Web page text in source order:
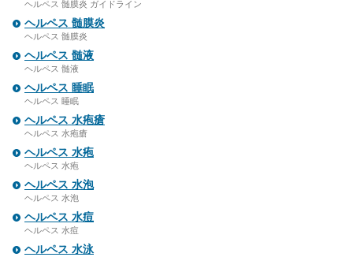
ヘルペス 髄膜炎 ガイドライン
ヘルペス 髄膜炎
ヘルペス 髄膜炎
ヘルペス 髄液
ヘルペス 髄液
ヘルペス 睡眠
ヘルペス 睡眠
ヘルペス 水疱瘡
ヘルペス 水疱瘡
ヘルペス 水疱
ヘルペス 水疱
ヘルペス 水泡
ヘルペス 水泡
ヘルペス 水痘
ヘルペス 水痘
ヘルペス 水泳